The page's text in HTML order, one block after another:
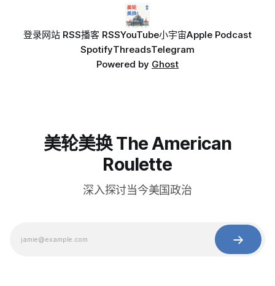
登录网站 RSS播客 RSSYouTube小宇宙Apple Podcast
SpotifyThreadsTelegram
Powered by Ghost
美轮美换 The American
Roulette
深入探讨当今美国政治